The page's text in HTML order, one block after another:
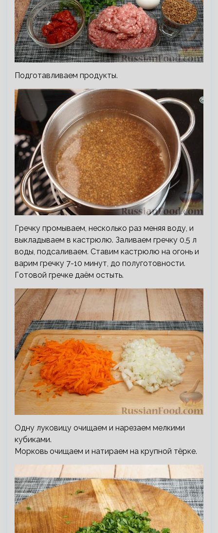
Подготавливаем продукты.
Гречку промываем, несколько раз меняя воду, и
выкладываем в кастрюлю. Заливаем гречку 0,5 л
воды, подсаливаем. Ставим кастрюлю на огонь и
варим гречку 7-10 минут, до полуготовности.
Готовой гречке даём остыть.
Одну луковицу очищаем и нарезаем мелкими
кубиками.
Морковь очищаем и натираем на крупной тёрке.